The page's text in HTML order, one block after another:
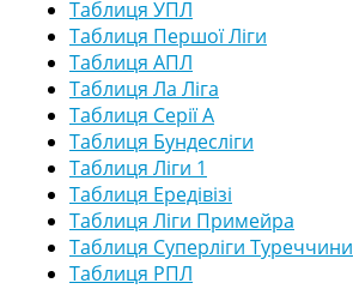
Таблиця УПЛ
Таблиця Першої Ліги
Таблиця АПЛ
Таблиця Ла Ліга
Таблиця Серії А
Таблиця Бундесліги
Таблиця Ліги 1
Таблиця Ередівізі
Таблиця Ліги Примейра
Таблиця Суперліги Туреччини
Таблиця РПЛ